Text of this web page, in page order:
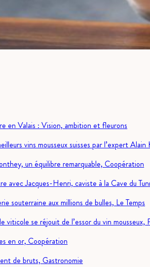
en Valais : Vision, ambition et fleurons
vins mousseux suisses par l’expert Alain
un équilibre remarquable, Coopération
avec Jacques-Henri, caviste à la Cave du
souterraine aux millions de bulles, Le Temps
viticole se réjouit de l’essor du vin mousseux,
en or, Coopération
de bruts, Gastronomie